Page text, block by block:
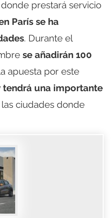
prestará servicio
París se ha
. Durante el
se añadirán 100
apuesta por este
tendrá una importante
ciudades donde